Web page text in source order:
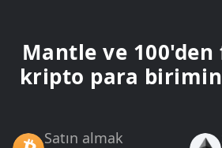
Mantle ve
kripto para
Satın almak